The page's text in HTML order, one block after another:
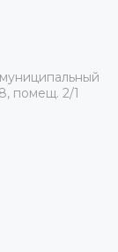
помещ. 2/1